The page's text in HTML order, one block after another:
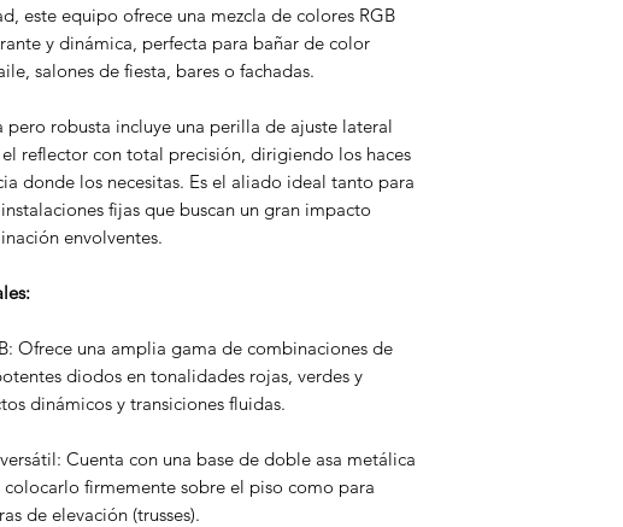
este equipo ofrece una mezcla de colores RGB
y dinámica, perfecta para bañar de color
salones de fiesta, bares o fachadas.
pero robusta incluye una perilla de ajuste lateral
reflector con total precisión, dirigiendo los haces
donde los necesitas. Es el aliado ideal tanto para
fijas que buscan un gran impacto
envolventes.
Ofrece una amplia gama de combinaciones de
diodos en tonalidades rojas, verdes y
dinámicos y transiciones fluidas.
Cuenta con una base de doble asa metálica
firmemente sobre el piso como para
de elevación (trusses).